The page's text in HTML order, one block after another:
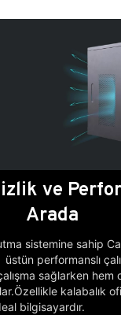
ve
Arada
sistemine sahip
performanslı
sağlarken hem
kalabalık
bilgisayardır.